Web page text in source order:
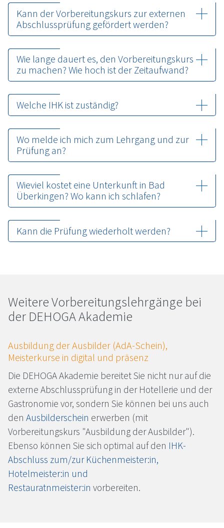
Kann der Vorbereitungskurs zur externen
Abschlussprüfung gefördert werden?
Wie lange dauert es, den Vorbereitungskurs
zu machen? Wie hoch ist der Zeitaufwand?
Welche IHK ist zuständig?
Wo melde ich mich zum Lehrgang und zur
Prüfung an?
Wieviel kostet eine Unterkunft in Bad
Überkingen? Wo kann ich schlafen?
Kann die Prüfung wiederholt werden?
Wei­te­re Vor­be­rei­tungs­lehr­gän­ge bei
der DE­HO­GA Aka­de­mie
Aus­bil­dung der Aus­bil­der (AdA-Schein),
Meisterkurse in digital und präsenz
Die DEHOGAAkademie bereitet Sie nicht nur auf die
externe Abschlussprüfung in der Hotellerie und der
Gastronomie vor, sondern Sie können bei uns auch
den Ausbilderschein erwerben (mit
Vorbereitungskurs "Ausbildung der Ausbilder").
Ebenso können Sie sich optimal auf den IHK-
Abschluss zum/zur Küchenmeister:in,
Hotelmeister:in und
Restauratnmeister:in vorbereiten.